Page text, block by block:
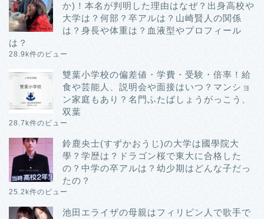
か)！本名が判明した理由はなぜ？出身高校や
大学は？何部？卒アルは？山崎賢人の関係
は？身長や体重は？血液型やプロフィール
は？
28.9k件のビュー
雙葉小学校の偏差値・学費・受験・倍率！給
食や芸能人、説明会や面接はいつ？マンショ
ン家庭もあり？名門ふたばしょうがっこう、
双葉
28.7k件のビュー
鈴鹿央士(すずかおうじ)の大学は國學院大
學？学歴は？ドラゴン桜で東大に合格した
の？中学の卒アルは？幼少期はどんな子だっ
たの？
25.2k件のビュー
池田エライザの母親はフィリピン人で歌手で